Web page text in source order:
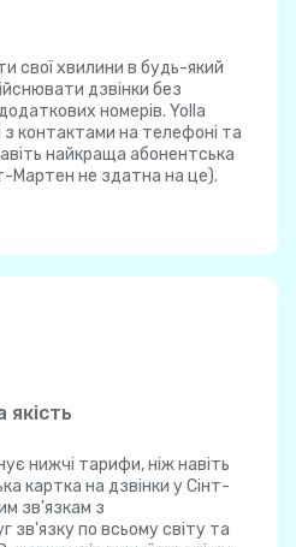
свої хвилини в будь-який
дзвінки без
номерів. Yolla
контактами на телефоні та
найкраща абонентська
Мартен не здатна на це).
нижчі тарифи, ніж навіть
картка на дзвінки у Сінт-
зв'язкам з
зв'язку по всьому світу та